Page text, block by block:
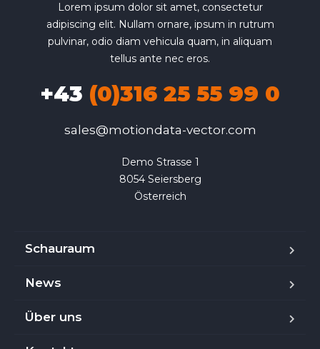
Lorem ipsum dolor sit amet, consectetur
adipiscing elit. Nullam ornare, ipsum in rutrum
pulvinar, odio diam vehicula quam, in aliquam
tellus ante nec eros.
+43 (0)316 25 55 99 0
sales@motiondata-vector.com
Demo Strasse 1
8054 Seiersberg
Österreich
Schauraum
News
Über uns